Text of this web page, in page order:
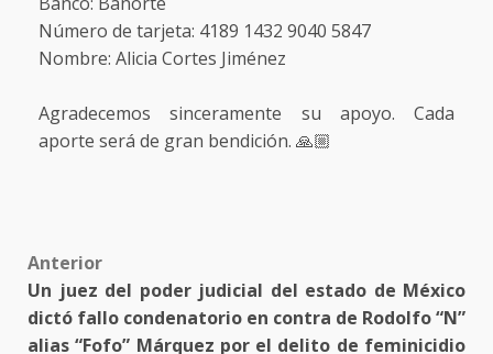
Número de tarjeta: 4189 1432 9040 5847
Nombre: Alicia Cortes Jiménez
Agradecemos sinceramente su apoyo. Cada
aporte será de gran bendición. 🙏🏼
Post
navigation
Anterior
Un juez del poder judicial del estado de México
dictó fallo condenatorio en contra de Rodolfo “N”
alias “Fofo” Márquez por el delito de feminicidio